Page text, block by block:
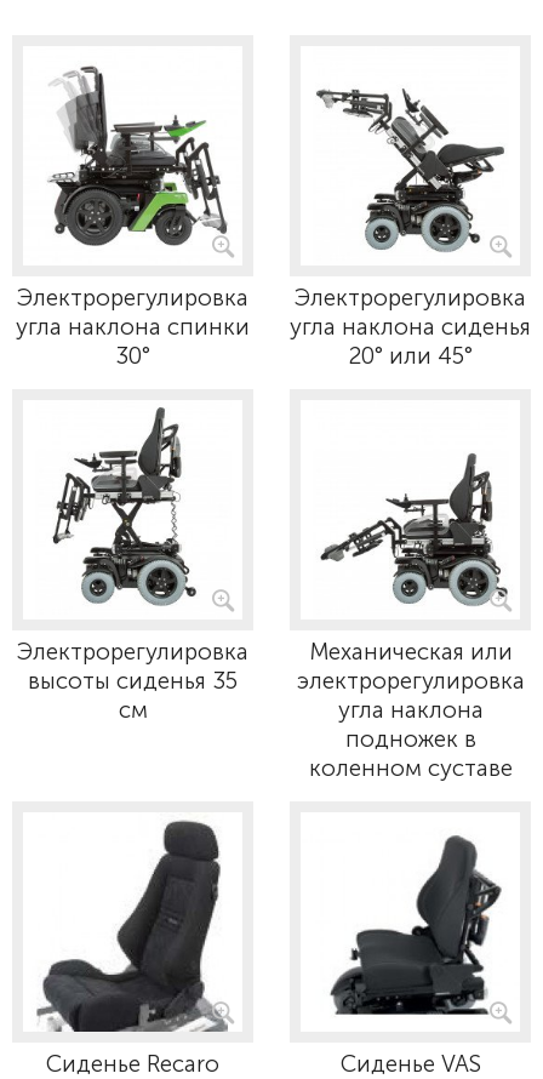
Электрорегулировка
угла наклона спинки
30°
Электрорегулировка
угла наклона сиденья
20° или 45°
Электрорегулировка
высоты сиденья 35
см
Механическая или
электрорегулировка
угла наклона
подножек в
коленном суставе
Сиденье Recaro Сиденье VAS